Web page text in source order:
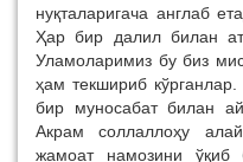
нуқталаригача англаб
Ҳар бир далил билан
Уламоларимиз бу биз
ҳам текшириб
бир муносабат билан
Акрам соллаллоҳу
жамоат намозини ўқиб